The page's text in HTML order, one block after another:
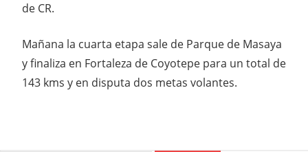
de CR.
Mañana la cuarta etapa sale de Parque de Masaya
y finaliza en Fortaleza de Coyotepe para un total de
143 kms y en disputa dos metas volantes.